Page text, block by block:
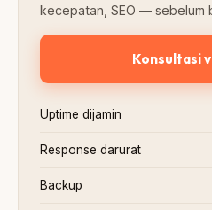
kecepatan, SEO — sebelum
Konsultasi
Uptime dijamin
Response darurat
Backup